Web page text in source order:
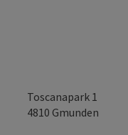
Toscanapark 1
4810 Gmunden